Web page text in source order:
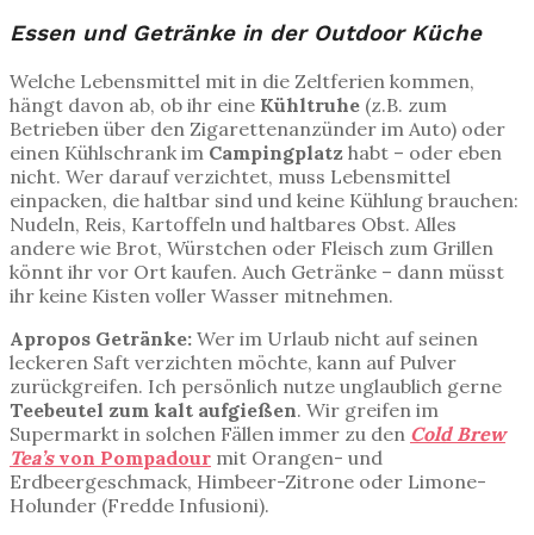
Essen und Getränke in der Outdoor Küche
Welche Lebensmittel mit in die Zeltferien kommen,
hängt davon ab, ob ihr eine Kühltruhe (z.B. zum
Betrieben über den Zigarettenanzünder im Auto) oder
einen Kühlschrank im Campingplatz habt – oder eben
nicht. Wer darauf verzichtet, muss Lebensmittel
einpacken, die haltbar sind und keine Kühlung brauchen:
Nudeln, Reis, Kartoffeln und haltbares Obst. Alles
andere wie Brot, Würstchen oder Fleisch zum Grillen
könnt ihr vor Ort kaufen. Auch Getränke – dann müsst
ihr keine Kisten voller Wasser mitnehmen.
Apropos Getränke: Wer im Urlaub nicht auf seinen
leckeren Saft verzichten möchte, kann auf Pulver
zurückgreifen. Ich persönlich nutze unglaublich gerne
Teebeutel zum kalt aufgießen. Wir greifen im
Supermarkt in solchen Fällen immer zu den Cold Brew
Tea’s von Pompadour mit Orangen- und
Erdbeergeschmack, Himbeer-Zitrone oder Limone-
Holunder (Fredde Infusioni).